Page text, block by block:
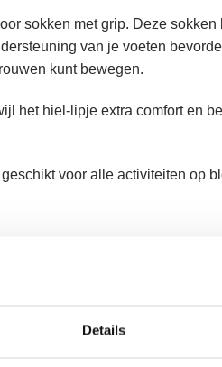
Details
sokken met grip. Deze
van je voeten
kunt bewegen.
het hiel-lipje extra comfort en
voor alle activiteiten op